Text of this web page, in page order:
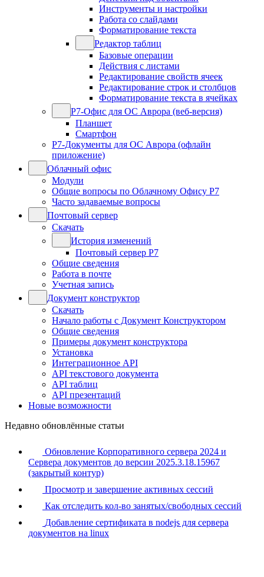
Инструменты и настройки
Работа со слайдами
Форматирование текста
Редактор таблиц
Базовые операции
Действия с листами
Редактирование свойств ячеек
Редактирование строк и столбцов
Форматирование текста в ячейках
Р7-Офис для ОС Аврора (веб-версия)
Планшет
Смартфон
Р7-Документы для ОС Аврора (офлайн
приложение)
Облачный офис
Модули
Общие вопросы по Облачному Офису Р7
Часто задаваемые вопросы
Почтовый сервер
Скачать
История изменений
Почтовый сервер Р7
Общие сведения
Работа в почте
Учетная запись
Документ конструктор
Скачать
Начало работы с Документ Конструктором
Общие сведения
Примеры документ конструктора
Установка
Интеграционное API
API текстового документа
API таблиц
API презентаций
Новые возможности
Недавно обновлённые статьи
Обновление Корпоративного сервера 2024 и
Сервера документов до версии 2025.3.18.15967
(закрытый контур)
Просмотр и завершение активных сессий
Как отследить кол-во занятых/свободных сессий
Добавление сертификата в nodejs для сервера
документов на linux